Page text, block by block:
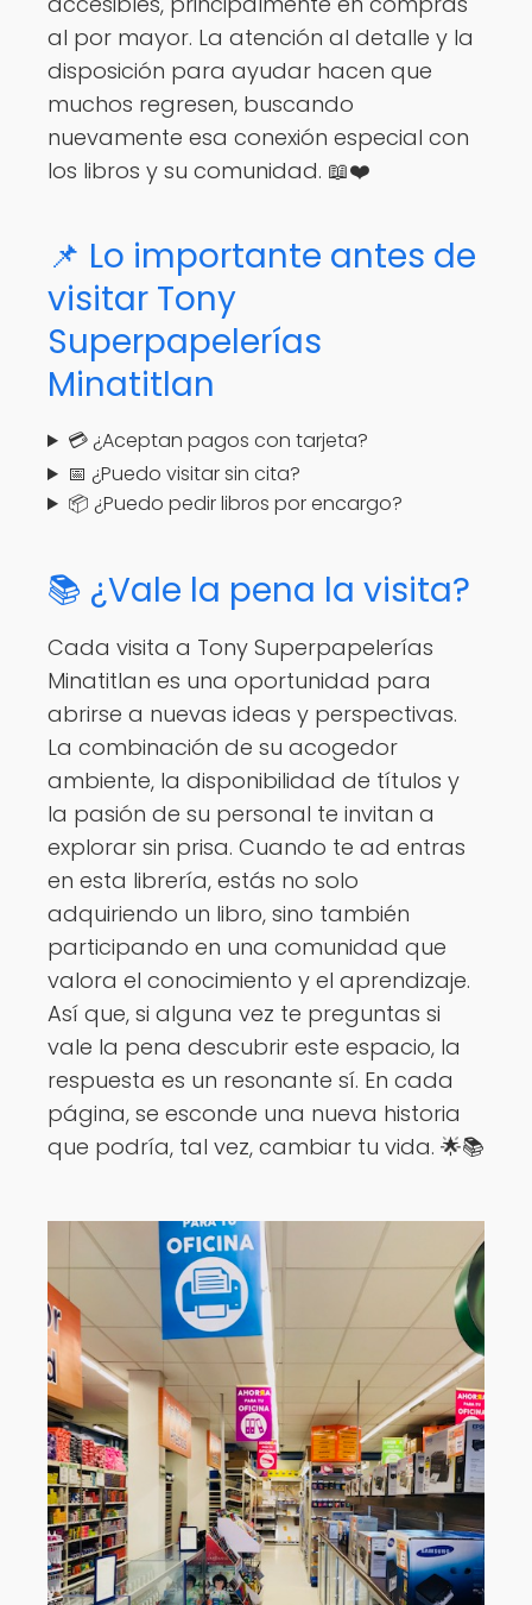
al por mayor. La atención al detalle y la
disposición para ayudar hacen que
muchos regresen, buscando
nuevamente esa conexión especial con
los libros y su comunidad. 📖❤️
📌 Lo importante antes de
visitar Tony
Superpapelerías
Minatitlan
💳 ¿Aceptan pagos con tarjeta?
📅 ¿Puedo visitar sin cita?
📦 ¿Puedo pedir libros por encargo?
📚 ¿Vale la pena la visita?
Cada visita a Tony Superpapelerías
Minatitlan es una oportunidad para
abrirse a nuevas ideas y perspectivas.
La combinación de su acogedor
ambiente, la disponibilidad de títulos y
la pasión de su personal te invitan a
explorar sin prisa. Cuando te ad entras
en esta librería, estás no solo
adquiriendo un libro, sino también
participando en una comunidad que
valora el conocimiento y el aprendizaje.
Así que, si alguna vez te preguntas si
vale la pena descubrir este espacio, la
respuesta es un resonante sí. En cada
página, se esconde una nueva historia
que podría, tal vez, cambiar tu vida. 🌟📚